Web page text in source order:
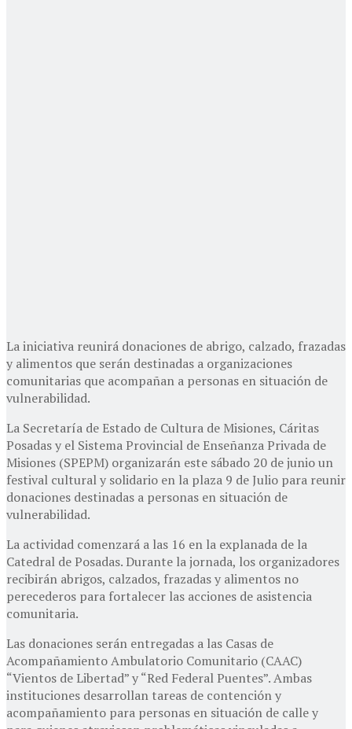
La iniciativa reunirá donaciones de abrigo, calzado, frazadas
y alimentos que serán destinadas a organizaciones
comunitarias que acompañan a personas en situación de
vulnerabilidad.
La Secretaría de Estado de Cultura de Misiones, Cáritas
Posadas y el Sistema Provincial de Enseñanza Privada de
Misiones (SPEPM) organizarán este sábado 20 de junio un
festival cultural y solidario en la plaza 9 de Julio para reunir
donaciones destinadas a personas en situación de
vulnerabilidad.
La actividad comenzará a las 16 en la explanada de la
Catedral de Posadas. Durante la jornada, los organizadores
recibirán abrigos, calzados, frazadas y alimentos no
perecederos para fortalecer las acciones de asistencia
comunitaria.
Las donaciones serán entregadas a las Casas de
Acompañamiento Ambulatorio Comunitario (CAAC)
“Vientos de Libertad” y “Red Federal Puentes”. Ambas
instituciones desarrollan tareas de contención y
acompañamiento para personas en situación de calle y